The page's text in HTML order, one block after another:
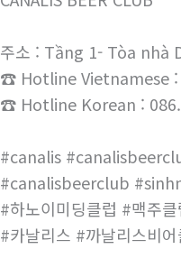
주소 : Tầng 1- Tòa nhà
☎ Hotline Vietnamese :
☎ Hotline Korean :
#canalis
#canalisbeerclub
#하노이미딩클럽 #맥주
#카날리스 #까날리스비